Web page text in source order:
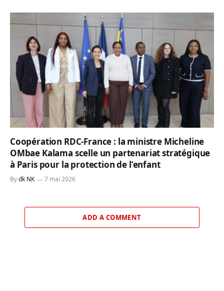
Coopération RDC-France : la ministre Micheline
OMbae Kalama scelle un partenariat stratégique
à Paris pour la protection de l’enfant
Bydk NK 7 mai 2026
ADD A COMMENT